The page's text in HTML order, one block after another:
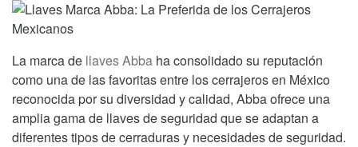
La marca de llaves Abba ha consolidado su reputación
como una de las favoritas entre los cerrajeros en México
reconocida por su diversidad y calidad, Abba ofrece una
amplia gama de llaves de seguridad que se adaptan a
diferentes tipos de cerraduras y necesidades de seguridad.